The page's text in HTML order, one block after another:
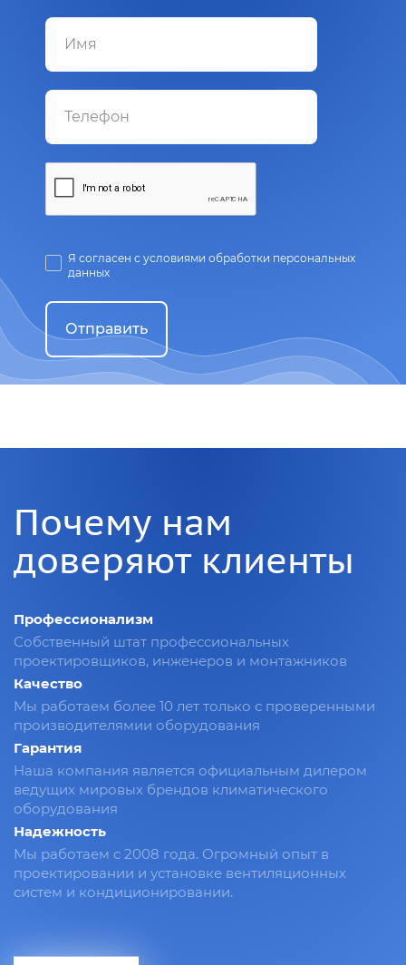
Я согласен с условиями обработки персональных
данных
Отправить
Почему нам
доверяют клиенты
Профессионализм
Собственный штат профессиональных
проектировщиков, инженеров и монтажников
Качество
Мы работаем более 10 лет только с проверенными
производителямии оборудования
Гарантия
Наша компания является официальным дилером
ведущих мировых брендов климатического
оборудования
Надежность
Мы работаем с 2008 года. Огромный опыт в
проектировании и установке вентиляционных
систем и кондиционировании.